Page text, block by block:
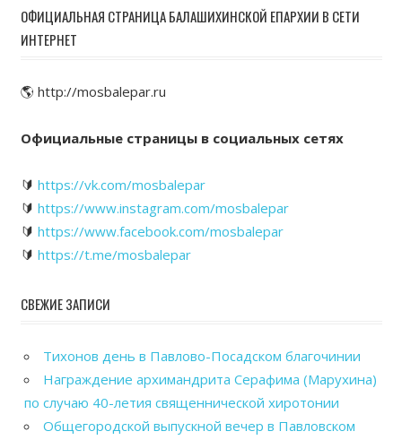
ОФИЦИАЛЬНАЯ СТРАНИЦА БАЛАШИХИНСКОЙ ЕПАРХИИ В СЕТИ
ИНТЕРНЕТ
🌎 http://mosbalepar.ru
Официальные страницы в социальных сетях
🔰 https://vk.com/mosbalepar
🔰 https://www.instagram.com/mosbalepar
🔰 https://www.facebook.com/mosbalepar
🔰 https://t.me/mosbalepar
СВЕЖИЕ ЗАПИСИ
Тихонов день в Павлово-Посадском благочинии
Награждение архимандрита Серафима (Марухина)
по случаю 40-летия священнической хиротонии
Общегородской выпускной вечер в Павловском